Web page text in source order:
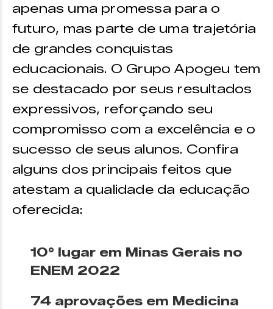
apenas uma promessa para o
futuro, mas parte de uma trajetória
de grandes conquistas
educacionais. O Grupo Apogeu tem
se destacado por seus resultados
expressivos, reforçando seu
compromisso com a excelência e o
sucesso de seus alunos. Confira
alguns dos principais feitos que
atestam a qualidade da educação
oferecida:
10° lugar em Minas Gerais no
ENEM 2022
74 aprovações em Medicina